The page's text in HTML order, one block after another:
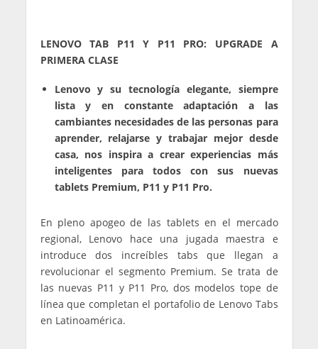
LENOVO TAB P11 Y P11 PRO: UPGRADE A
PRIMERA CLASE
Lenovo y su tecnología elegante, siempre
lista y en constante adaptación a las
cambiantes necesidades de las personas para
aprender, relajarse y trabajar mejor desde
casa, nos inspira a crear experiencias más
inteligentes para todos con sus nuevas
tablets Premium, P11 y P11 Pro.
En pleno apogeo de las tablets en el mercado
regional, Lenovo hace una jugada maestra e
introduce dos increíbles tabs que llegan a
revolucionar el segmento Premium. Se trata de
las nuevas P11 y P11 Pro, dos modelos tope de
línea que completan el portafolio de Lenovo Tabs
en Latinoamérica.